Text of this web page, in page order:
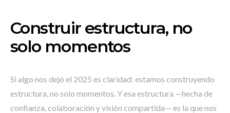
Construir estructura, no
solo momentos
Si algo nos dejó el 2025 es claridad: estamos construyendo
estructura, no solo momentos. Y esa estructura —hecha de
confianza, colaboración y visión compartida— es la que nos